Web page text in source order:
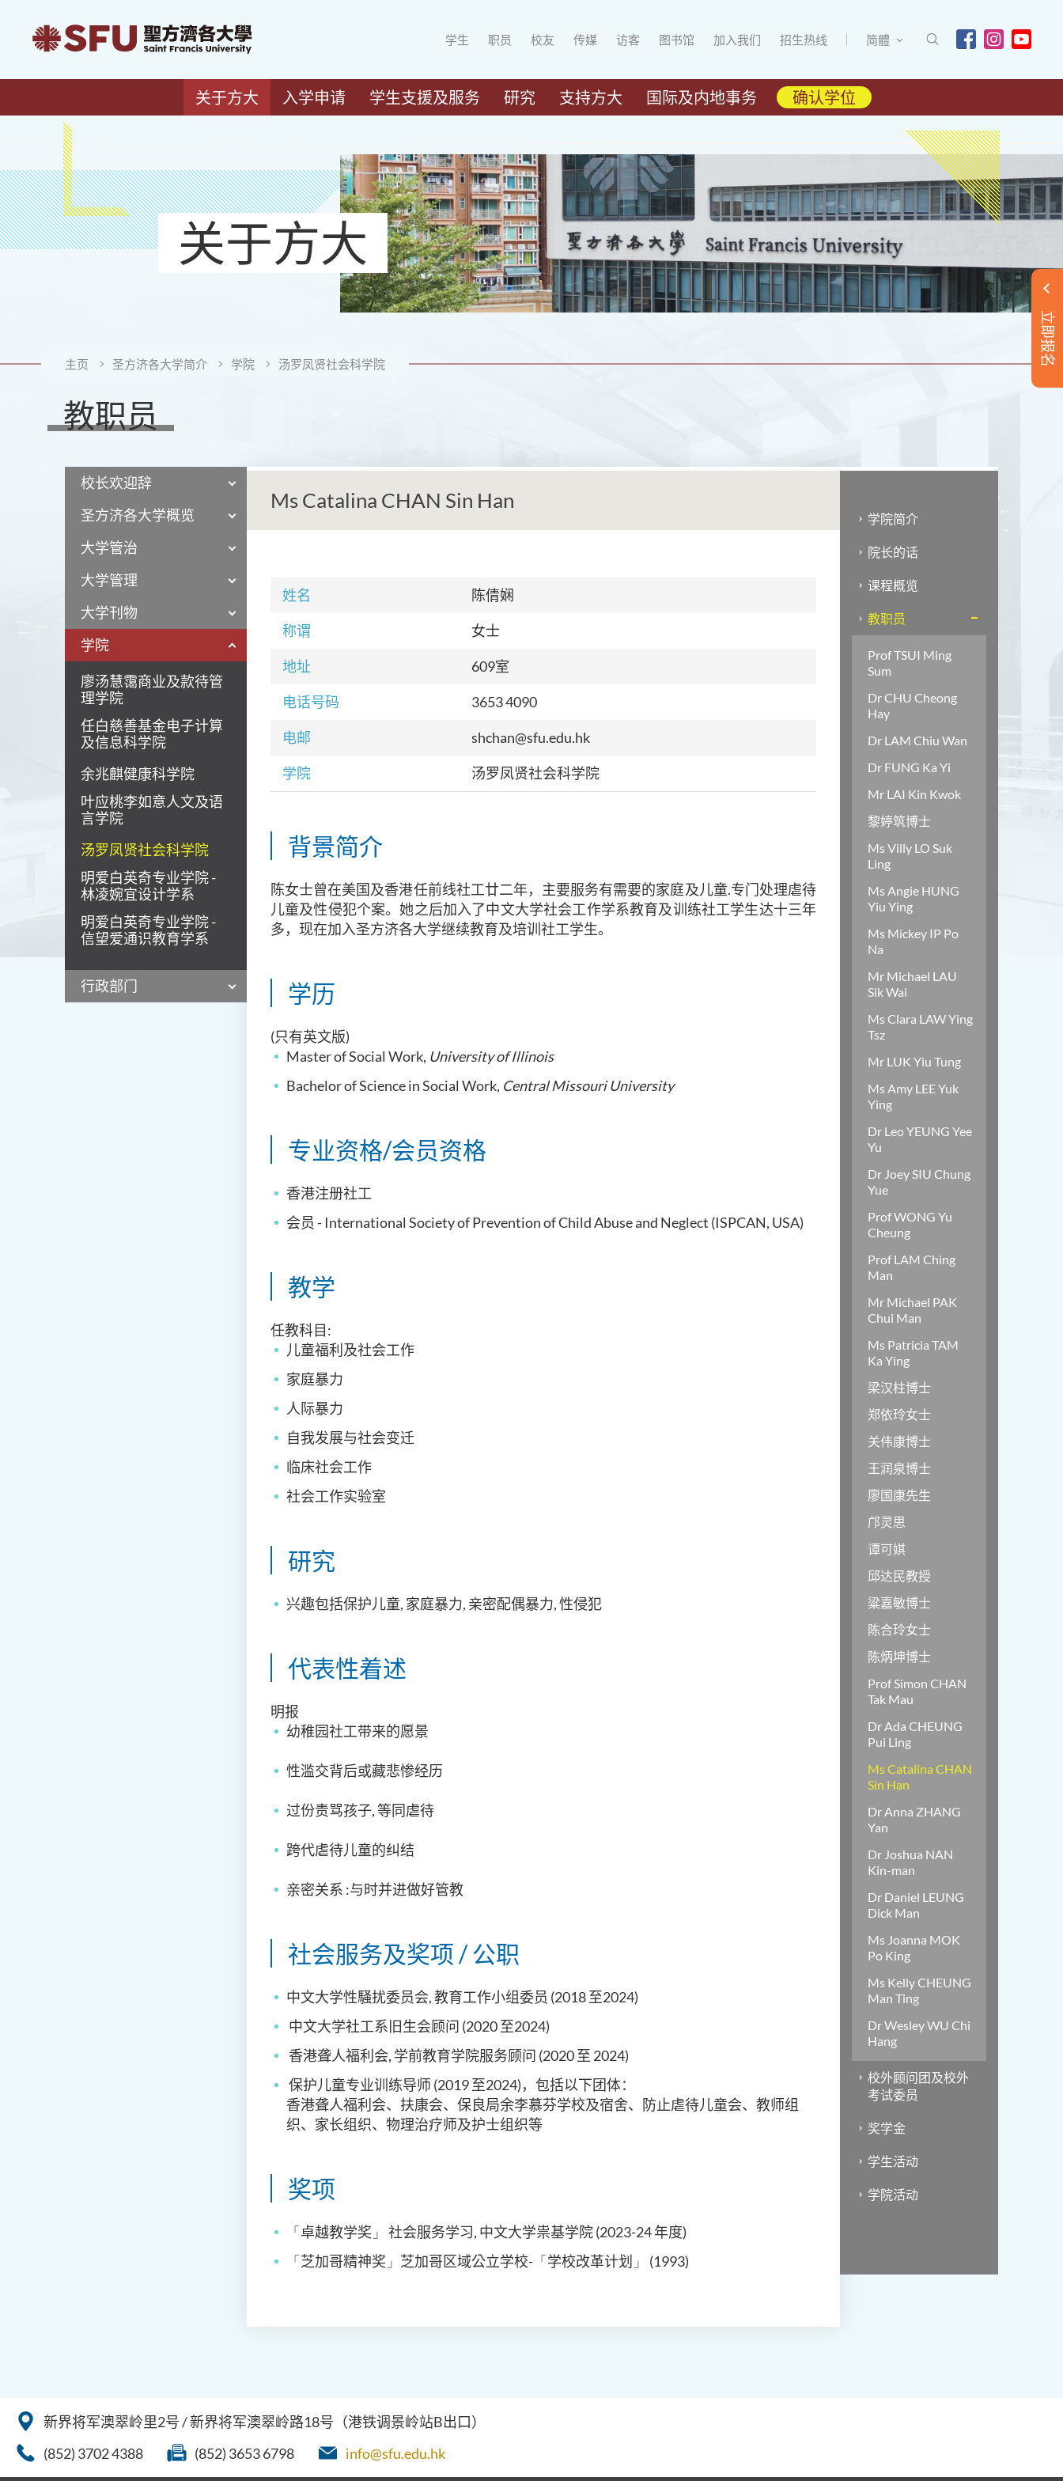
学生 职员 校友 传媒 访客 图书馆 加入我们 招生热线 简體
关于方大 入学申请 学生支援及服务 研究 支持方大 国际及内地事务 确认学位
立即报名
关于方大
主页 圣方济各大学简介 学院 汤罗凤贤社会科学院
教职员
校长欢迎辞
圣方济各大学概览
大学管治
大学管理
大学刊物
学院
廖汤慧霭商业及款待管
理学院
任白慈善基金电子计算
及信息科学院
余兆麒健康科学院
叶应桃李如意人文及语
言学院
汤罗凤贤社会科学院
明爱白英奇专业学院 -
林凌婉宜设计学系
明爱白英奇专业学院 -
信望爱通识教育学系
行政部门
Ms Catalina CHAN Sin Han
姓名 陈倩娴
称谓 女士
地址 609室
电话号码 3653 4090
电邮 shchan@sfu.edu.hk
学院 汤罗凤贤社会科学院
背景简介
陈女士曾在美国及香港任前线社工廿二年， 主要服务有需要的家庭及儿童.专门处理虐待
儿童及性侵犯个案。她之后加入了中文大学社会工作学系教育及训练社工学生达十三年
多，现在加入圣方济各大学继续教育及培训社工学生。
学历
(只有英文版)
Master of Social Work, University of Illinois
Bachelor of Science in Social Work, Central Missouri University
专业资格/会员资格
香港注册社工
会员 - International Society of Prevention of Child Abuse and Neglect (ISPCAN, USA)
教学
任教科目:
儿童福利及社会工作
家庭暴力
人际暴力
自我发展与社会变迁
临床社会工作
社会工作实验室
研究
兴趣包括保护儿童, 家庭暴力, 亲密配偶暴力,性侵犯
代表性着述
明报
幼稚园社工带来的愿景
性滥交背后或藏悲惨经历
过份责骂孩子,等同虐待
跨代虐待儿童的纠结
亲密关系 :与时并进做好管教
社会服务及奖项 / 公职
中文大学性騒扰委员会,教育工作小组委员 (2018至2024)
中文大学社工系旧生会顾问 (2020至2024)
香港聋人福利会, 学前教育学院服务顾问 (2020至 2024)
保护儿童专业训练导师 (2019至2024)，包括以下团体：
香港聋人福利会、 扶康会、 保良局余李慕芬学校及宿舍、 防止虐待儿童会、 教师组
织、 家长组织、 物理治疗师及护士组织等
奖项
「卓越教学奖 」 社会服务学习, 中文大学祟基学院(2023-24年度)
「芝加哥精神奖 」 芝加哥区域公立学校- 「学校改革计划 」 (1993)
学院简介
院长的话
课程概览
教职员
Prof TSUI Ming
Sum
Dr CHU Cheong
Hay
Dr LAM Chiu Wan
Dr FUNG Ka Yi
Mr LAI Kin Kwok
黎婷筑博士
Ms Villy LO Suk
Ling
Ms Angie HUNG
Yiu Ying
Ms Mickey IP Po
Na
Mr Michael LAU
Sik Wai
Ms Clara LAW Ying
Tsz
Mr LUK Yiu Tung
Ms Amy LEE Yuk
Ying
Dr Leo YEUNG Yee
Yu
Dr Joey SIU Chung
Yue
Prof WONG Yu
Cheung
Prof LAM Ching
Man
Mr Michael PAK
Chui Man
Ms Patricia TAM
Ka Ying
梁汉柱博士
郑依玲女士
关伟康博士
王润泉博士
廖国康先生
邝灵思
谭可娸
邱达民教授
粱嘉敏博士
陈合玲女士
陈炳坤博士
Prof Simon CHAN
Tak Mau
Dr Ada CHEUNG
Pui Ling
Ms Catalina CHAN
Sin Han
Dr Anna ZHANG
Yan
Dr Joshua NAN
Kin-man
Dr Daniel LEUNG
Dick Man
Ms Joanna MOK
Po King
Ms Kelly CHEUNG
Man Ting
Dr Wesley WU Chi
Hang
校外顾问团及校外
考试委员
奖学金
学生活动
学院活动
新界将军澳翠岭里2号 / 新界将军澳翠岭路18号（港铁调景岭站B出口）
(852) 3702 4388
(852) 3653 6798 info@sfu.edu.hk